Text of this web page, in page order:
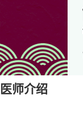
医师介绍